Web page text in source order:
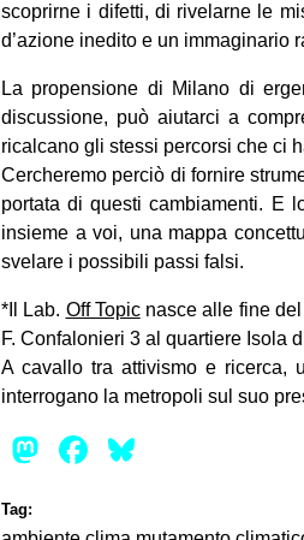
scoprirne i difetti, di rivelarne le
d’azione inedito e un immaginario
La propensione di Milano di
discussione, può aiutarci a
ricalcano gli stessi percorsi che ci
Cercheremo perciò di fornire
portata di questi cambiamenti. E
insieme a voi, una mappa
svelare i possibili passi falsi.
*Il Lab. Off Topicnasce alle fine del
F. Confalonieri 3 al quartiere Isola
A cavallo tra attivismo e ricerca,
interrogano la metropoli sul suo
Mastodon
Facebook
Tag: